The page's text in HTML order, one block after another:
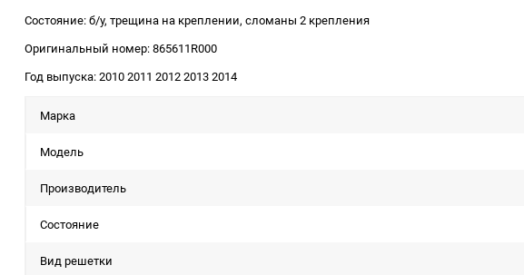
Состояние: б/у, трещина на креплении, сломаны 2 крепления
Оригинальный номер: 865611R000
Год выпуска: 2010 2011 2012 2013 2014
Марка
Модель
Производитель
Состояние
Вид решетки